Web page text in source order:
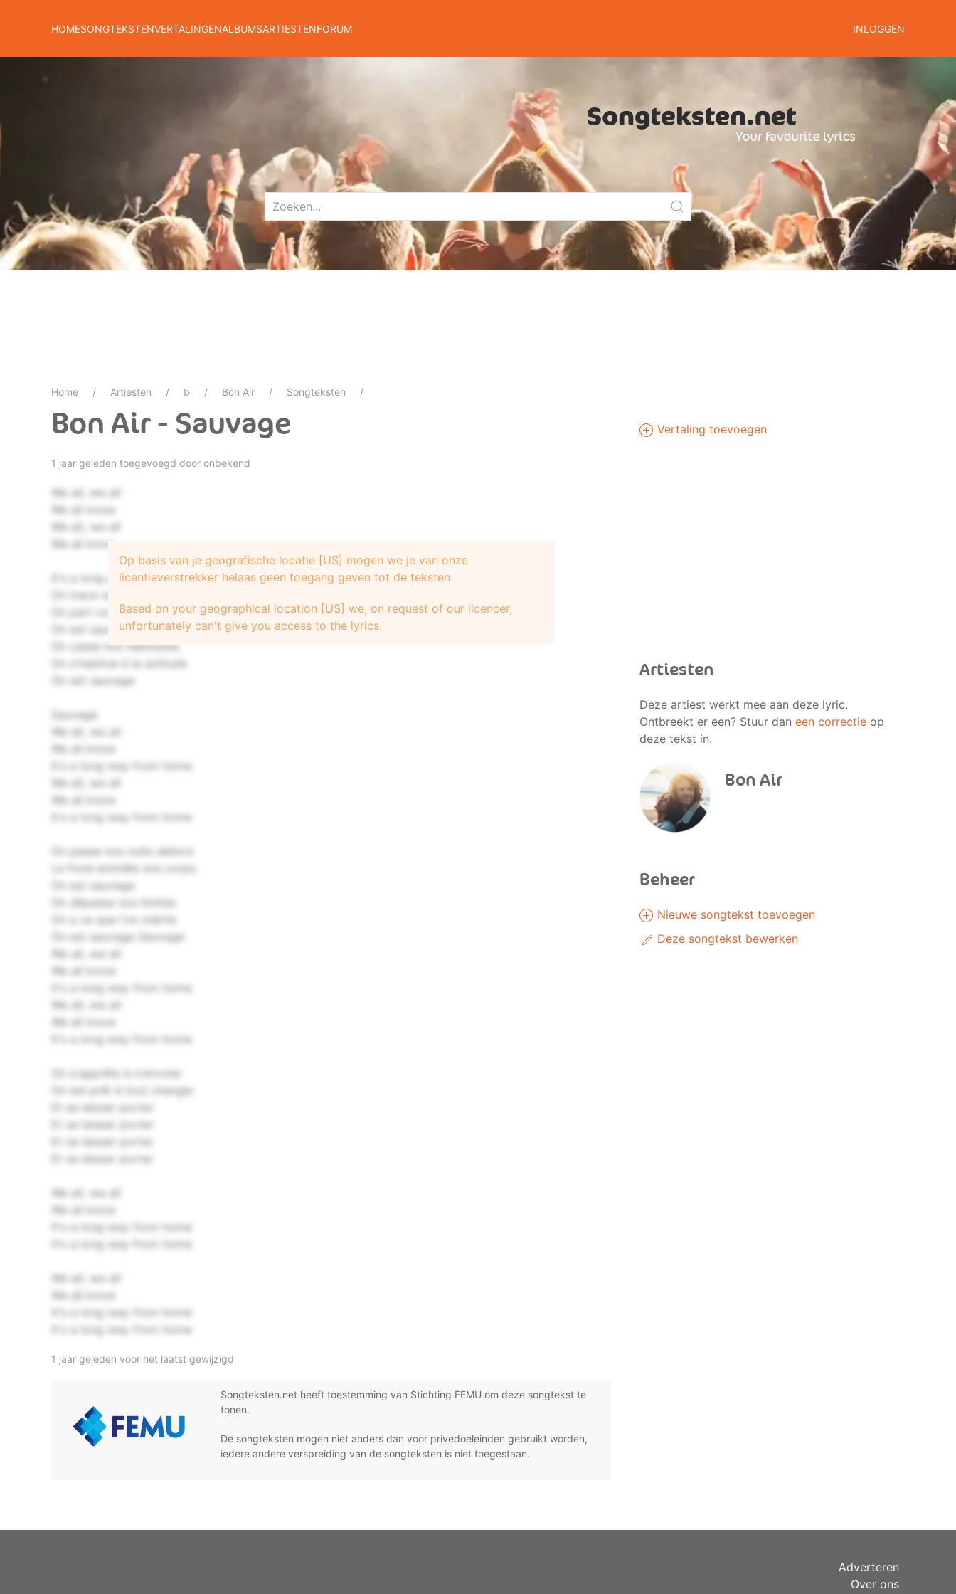
HOMESONGTEKSTENVERTALINGENALBUMSARTIESTENFORUM INLOGGEN
Home Artiesten b Bon Air Songteksten
Bon Air - Sauvage
1 jaar geleden toegevoegd door onbekend
We all, we all
We all know
We all, we all
We all know
It′s a long way from home
On trace notre chemin
On part comme si de rien
On est sauvage
On casse nos habitudes
On s'habitue à la solitude
On est sauvage
Sauvage
We all, we all
We all know
It′s a long way from home
We all, we all
We all know
It's a long way from home
On passe nos nuits dehors
Le froid emmêle nos corps
On est sauvage
On dépasse nos limites
On a ce que l'on mérite
On est sauvage
Sauvage
We all, we all
We all know
It′s a long way from home
We all, we all
We all know
It′s a long way from home
On s'apprête à s′envoler
On est prêt à tout changer
Et se laisser porter
Et se laisser porter
Et se laisser porter
Et se laisser porter
We all, we all
We all know
It's a long way from home
It′s a long way from home
We all, we all
We all know
It's a long way from home
It′s a long way from home
Op basis van je geografische locatie [US] mogen we je van onze
licentieverstrekker helaas geen toegang geven tot de teksten
Based on your geographical location [US] we, on request of our licencer,
unfortunately can't give you access to the lyrics.
1 jaar geleden voor het laatst gewijzigd
Songteksten.net heeft toestemming van Stichting FEMU om deze songtekst te
tonen.
De songteksten mogen niet anders dan voor privedoeleinden gebruikt worden,
iedere andere verspreiding van de songteksten is niet toegestaan.
Vertaling toevoegen
Artiesten
Deze artiest werkt mee aan deze lyric.
Ontbreekt er een? Stuur dan een correctieop
deze tekst in.
Bon Air
Beheer
Nieuwe songtekst toevoegen
Deze songtekst bewerken
Adverteren
Over ons